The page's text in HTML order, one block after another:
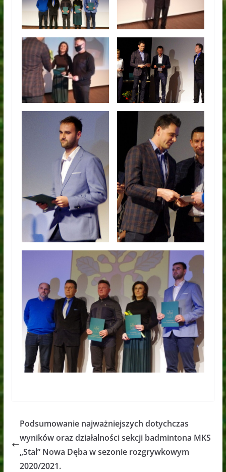
Podsumowanie najważniejszych dotychczas
wyników oraz działalności sekcji badmintona MKS
„Stal” Nowa Dęba w sezonie rozgrywkowym
2020/2021.